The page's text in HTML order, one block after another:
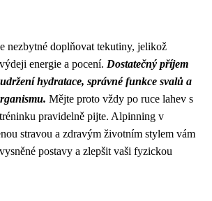
nezbytné doplňovat tekutiny, jelikož
energie a pocení. Dostatečný příjem
hydratace, správné funkce svalů a
Mějte proto vždy po ruce lahev s
pravidelně pijte. Alpinning v
stravou a zdravým životním stylem vám
postavy a zlepšit vaši fyzickou